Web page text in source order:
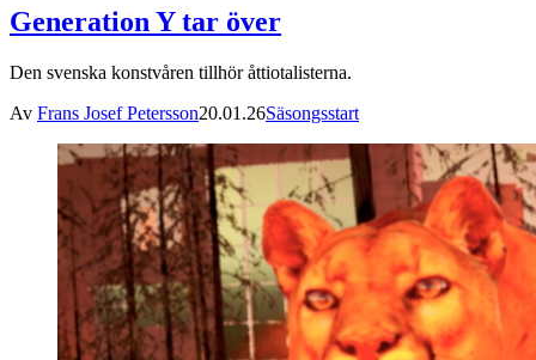
Generation Y tar över
Den svenska konstvåren tillhör åttiotalisterna.
Av Frans Josef Petersson20.01.26Säsongsstart